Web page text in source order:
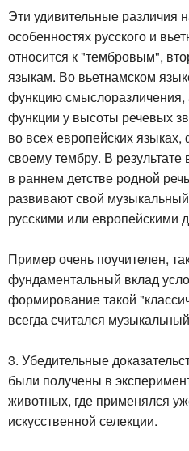
Эти удивительные различия
особенностях русского и
относится к "тембровым",
языкам. Во вьетнамском
функцию смыслоразличения,
функции у высоты речевых
во всех европейских
своему тембру. В
в раннем детстве родной
развивают свой
русскими или европейскими
Пример очень поучителен,
фундаментальный вклад
формирование такой
всегда считался
3. Убедительные
были получены в
животных, где применялся
искусственной селекции.